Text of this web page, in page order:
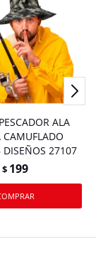
ALA
CAMUFLADO
27107
$ 199